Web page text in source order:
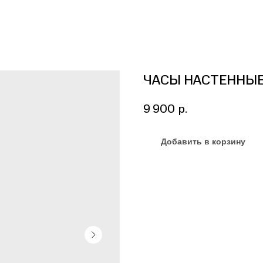
ЧАСЫ НАСТЕННЫЕ
9 900 р.
Добавить в корзину